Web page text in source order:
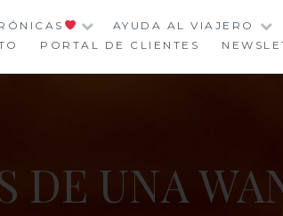
AYUDA AL VIAJERO
PORTAL DE CLIENTES
DE UNA